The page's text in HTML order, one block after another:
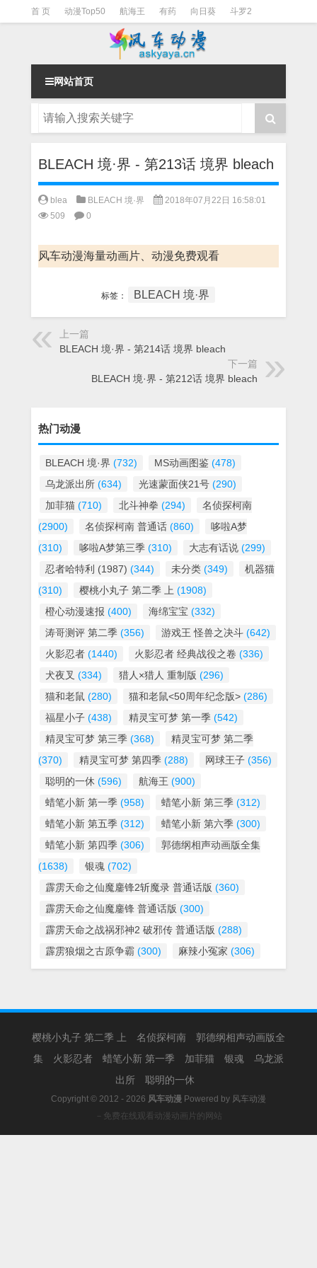
首 页 动漫Top50 航海王 有药 向日葵 斗罗2
一拳超人 柯南 阴阳师
网站首页
BLEACH 境·界 - 第213话 境界 bleach
blea BLEACH 境·界
2018年07月22日 16:58:01
509
0
风车动漫海量动画片、动漫免费观看
标签： BLEACH 境·界
上一篇
BLEACH 境·界 - 第214话 境界 bleach
下一篇
BLEACH 境·界 - 第212话 境界 bleach
热门动漫
BLEACH 境·界 (732) MS动画图鉴 (478)
乌龙派出所 (634) 光速蒙面侠21号 (290)
加菲猫 (710) 北斗神拳 (294)
名侦探柯南
(2900)
名侦探柯南 普通话 (860)
哆啦A梦
(310)
哆啦A梦第三季 (310) 大志有话说 (299)
忍者哈特利 (1987) (344) 未分类 (349)
机器猫
(310)
樱桃小丸子 第二季 上 (1908)
橙心动漫速报 (400) 海绵宝宝 (332)
涛哥测评 第二季 (356) 游戏王 怪兽之决斗 (642)
火影忍者 (1440) 火影忍者 经典战役之卷 (336)
犬夜叉 (334) 猎人×猎人 重制版 (296)
猫和老鼠 (280) 猫和老鼠<50周年纪念版> (286)
福星小子 (438) 精灵宝可梦 第一季 (542)
精灵宝可梦 第三季 (368)
精灵宝可梦 第二季
(370)
精灵宝可梦 第四季 (288) 网球王子 (356)
聪明的一休 (596) 航海王 (900)
蜡笔小新 第一季 (958) 蜡笔小新 第三季 (312)
蜡笔小新 第五季 (312) 蜡笔小新 第六季 (300)
蜡笔小新 第四季 (306)
郭德纲相声动画版全集
(1638)
银魂 (702)
霹雳天命之仙魔鏖锋2斩魔录 普通话版 (360)
霹雳天命之仙魔鏖锋 普通话版 (300)
霹雳天命之战祸邪神2 破邪传 普通话版 (288)
霹雳狼烟之古原争霸 (300) 麻辣小冤家 (306)
樱桃小丸子 第二季 上 名侦探柯南
郭德纲相声动画版全
集
火影忍者 蜡笔小新 第一季 加菲猫 银魂
乌龙派
出所
聪明的一休
Copyright © 2012 - 2026 风车动漫 Powered by 风车动漫
－免费在线观看动漫动画片的网站